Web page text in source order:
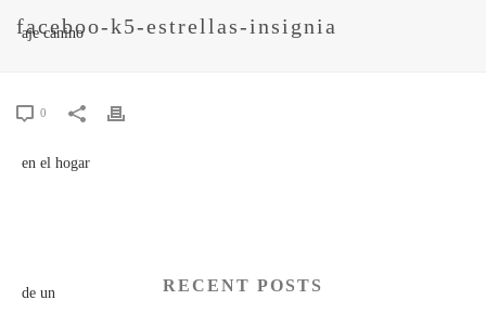
faceboo-k5-estrellas-insignia
0
RECENT POSTS